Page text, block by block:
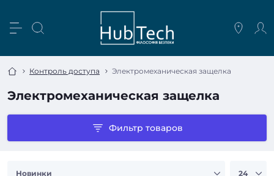
Контроль доступа Электромеханическая защелка
Электромеханическая защелка
Фильтр товаров